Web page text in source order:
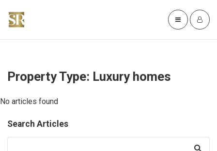
Property Type: Luxury homes
No articles found
Search Articles